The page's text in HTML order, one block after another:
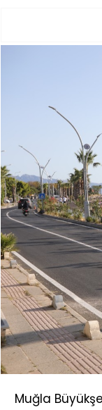
Muğla